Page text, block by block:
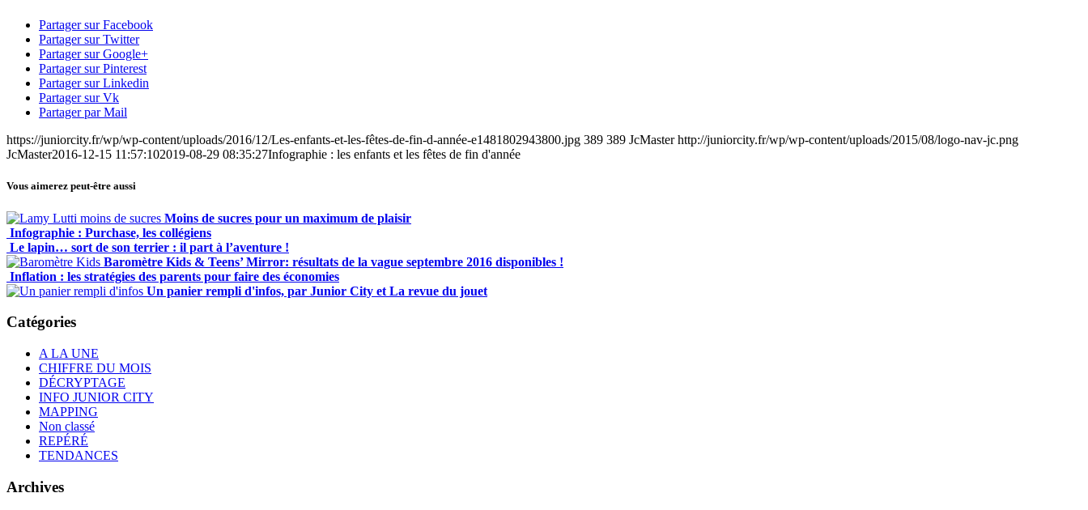
Partager sur Facebook
Partager sur Twitter
Partager sur Google+
Partager sur Pinterest
Partager sur Linkedin
Partager sur Vk
Partager par Mail
https://juniorcity.fr/wp/wp-content/uploads/2016/12/Les-enfants-et-les-fêtes-de-fin-d-année-e1481802943800.jpg 389 389 JcMaster http://juniorcity.fr/wp/wp-content/uploads/2015/08/logo-nav-jc.png
JcMaster2016-12-15 11:57:102019-08-29 08:35:27Infographie : les enfants et les fêtes de fin d'année
Vous aimerez peut-être aussi
Moins de sucres pour un maximum de plaisir
Infographie : Purchase, les collégiens
Le lapin… sort de son terrier : il part à l’aventure !
Baromètre Kids & Teens’ Mirror: résultats de la vague septembre 2016 disponibles !
Inflation : les stratégies des parents pour faire des économies
Un panier rempli d'infos, par Junior City et La revue du jouet
Catégories
A LA UNE
CHIFFRE DU MOIS
DÉCRYPTAGE
INFO JUNIOR CITY
MAPPING
Non classé
REPÉRÉ
TENDANCES
Archives